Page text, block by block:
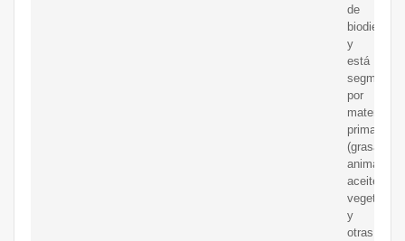
de
biodiesel
y
está
por
materia
prima
(grasa
animal,
aceite
vegetal
y
otras